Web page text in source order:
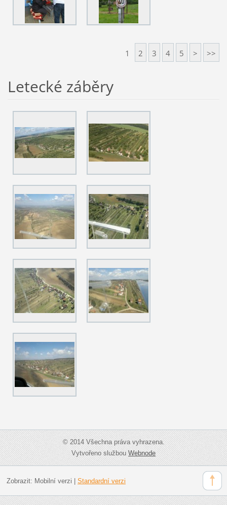
1 2 3 4 5 > >>
Letecké záběry
© 2014 Všechna práva vyhrazena.
Vytvořeno službouWebnode
Zobrazit: Mobilní verzi Standardní verzi